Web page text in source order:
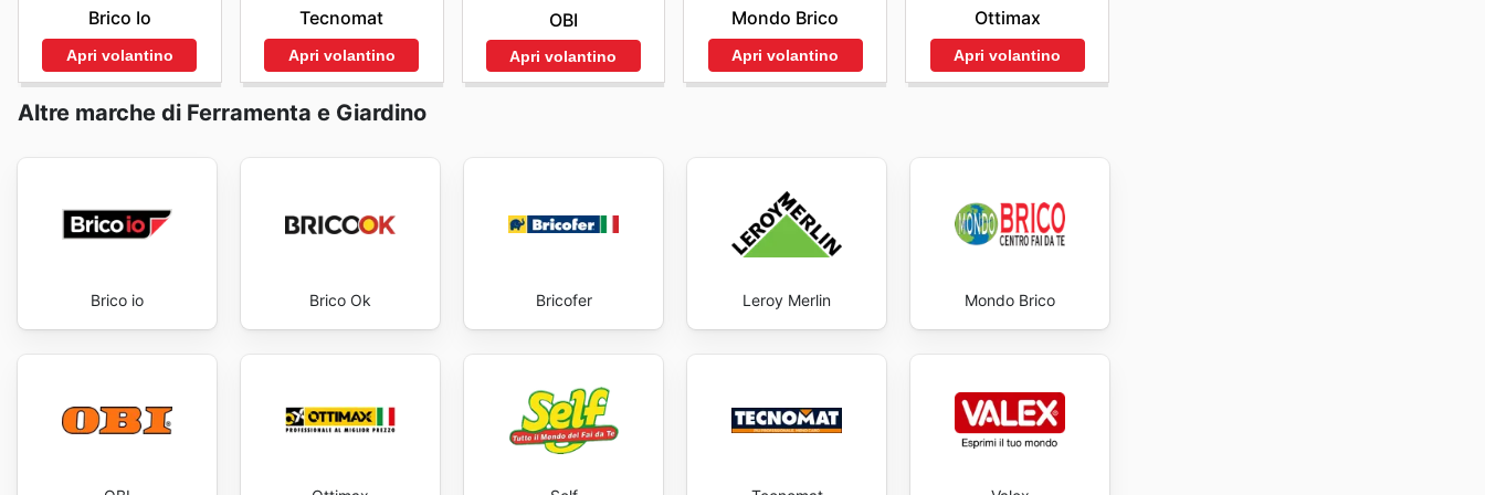
Brico Io
Apri volantino
Tecnomat
Apri volantino
OBI
Apri volantino
Mondo Brico
Apri volantino
Ottimax
Apri volantino
Altre marche di Ferramenta e Giardino
Brico io Brico Ok Bricofer Leroy Merlin Mondo Brico